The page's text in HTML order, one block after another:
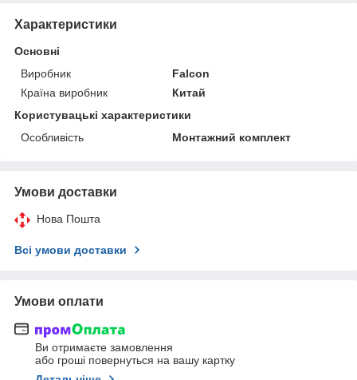
Характеристики
Основні
Виробник
Falcon
Країна виробник
Китай
Користувацькі характеристики
Особливість
Монтажний комплект
Умови доставки
Нова Пошта
Всі умови доставки
Умови оплати
Ви отримаєте замовлення
або гроші повернуться на вашу картку